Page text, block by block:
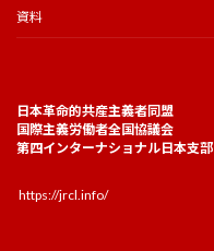
資料
日本革命的共産主義者同盟
国際主義労働者全国協議会
第四インターナショナル日本支部
https://jrcl.info/